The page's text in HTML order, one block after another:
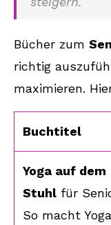
Bücher zum
richtig
maximieren.
Buchtitel
Yoga auf dem
Stuhl für
So macht Yoga